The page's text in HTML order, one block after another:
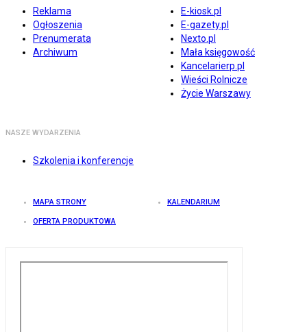
Reklama
Ogłoszenia
Prenumerata
Archiwum
E-kiosk.pl
E-gazety.pl
Nexto.pl
Mała księgowość
Kancelarierp.pl
Wieści Rolnicze
Życie Warszawy
NASZE WYDARZENIA
Szkolenia i konferencje
MAPA STRONY KALENDARIUM
OFERTA PRODUKTOWA